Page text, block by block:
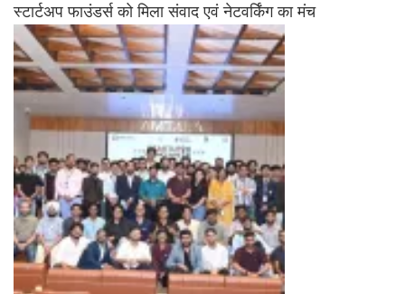
स्टार्टअप फाउंडर्स को मिला संवाद एवं नेटवर्किंग का मंच